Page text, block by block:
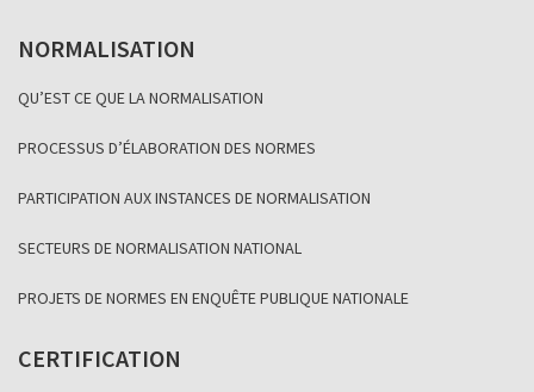
NORMALISATION
QU’EST CE QUE LA NORMALISATION
PROCESSUS D’ÉLABORATION DES NORMES
PARTICIPATION AUX INSTANCES DE NORMALISATION
SECTEURS DE NORMALISATION NATIONAL
PROJETS DE NORMES EN ENQUÊTE PUBLIQUE NATIONALE
CERTIFICATION